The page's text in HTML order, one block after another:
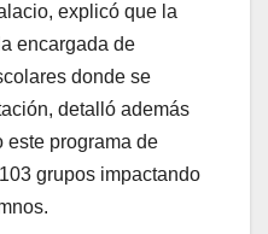
explicó que la
encargada de
donde se
detalló además
este programa de
grupos impactando